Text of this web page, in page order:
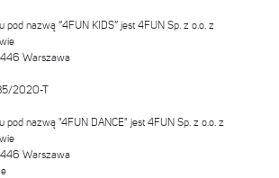
pod nazwą “4FUN KIDS” jest 4FUN Sp. z o.o. z
Warszawa
2020-T
pod nazwą "4FUN DANCE" jest 4FUN Sp. z o.o. z
Warszawa